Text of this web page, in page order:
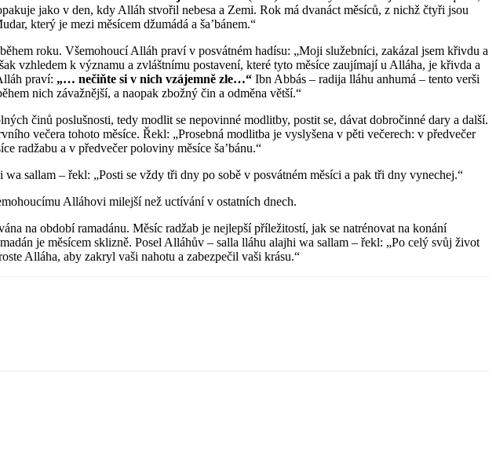
jako v den, kdy Alláh stvořil nebesa a Zemi. Rok má dvanáct měsíců, z nichž čtyři jsou
který je mezi měsícem džumádá a ša’bánem.“
roku. Všemohoucí Alláh praví v posvátném hadísu: „Moji služebníci, zakázal jsem křivdu a
vzhledem k významu a zvláštnímu postavení, které tyto měsíce zaujímají u Alláha, je křivda a
praví: „… nečiňte si v nich vzájemně zle…“ Ibn Abbás – radija lláhu anhumá – tento verši
nich závažnější, a naopak zbožný čin a odměna větší.“
činů poslušnosti, tedy modlit se nepovinné modlitby, postit se, dávat dobročinné dary a další.
večera tohoto měsíce. Řekl: „Prosebná modlitba je vyslyšena v pěti večerech: v předvečer
radžabu a v předvečer poloviny měsíce ša’bánu.“
sallam – řekl: „Posti se vždy tři dny po sobě v posvátném měsíci a pak tři dny vynechej.“
Alláhovi milejší než uctívání v ostatních dnech.
na období ramadánu. Měsíc radžab je nejlepší příležitostí, jak se natrénovat na konání
je měsícem sklizně. Posel Alláhův – salla lláhu alajhi wa sallam – řekl: „Po celý svůj život
Alláha, aby zakryl vaši nahotu a zabezpečil vaši krásu.“